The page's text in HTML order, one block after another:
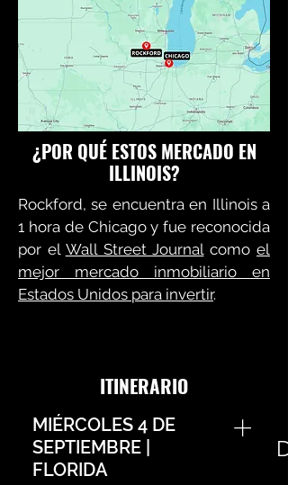
¿POR QUÉ ESTOS MERCADO EN
ILLINOIS?
Rockford, se encuentra en Illinois a
1 hora de Chicago y fue reconocida
por el Wall Street Journalcomoel
mejor mercado inmobiliario en
Estados Unidos para invertir.
MIÉRCOLES 4 DE
SEPTIEMBRE |
FLORIDA
ITINERARIO